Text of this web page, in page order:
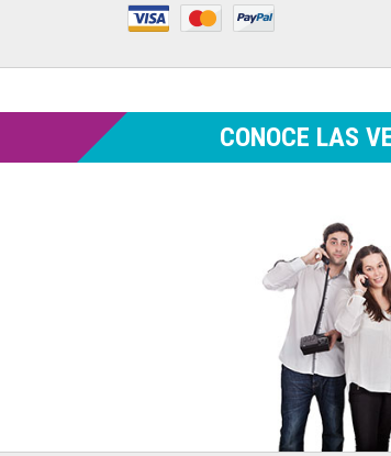
CONOCE LAS